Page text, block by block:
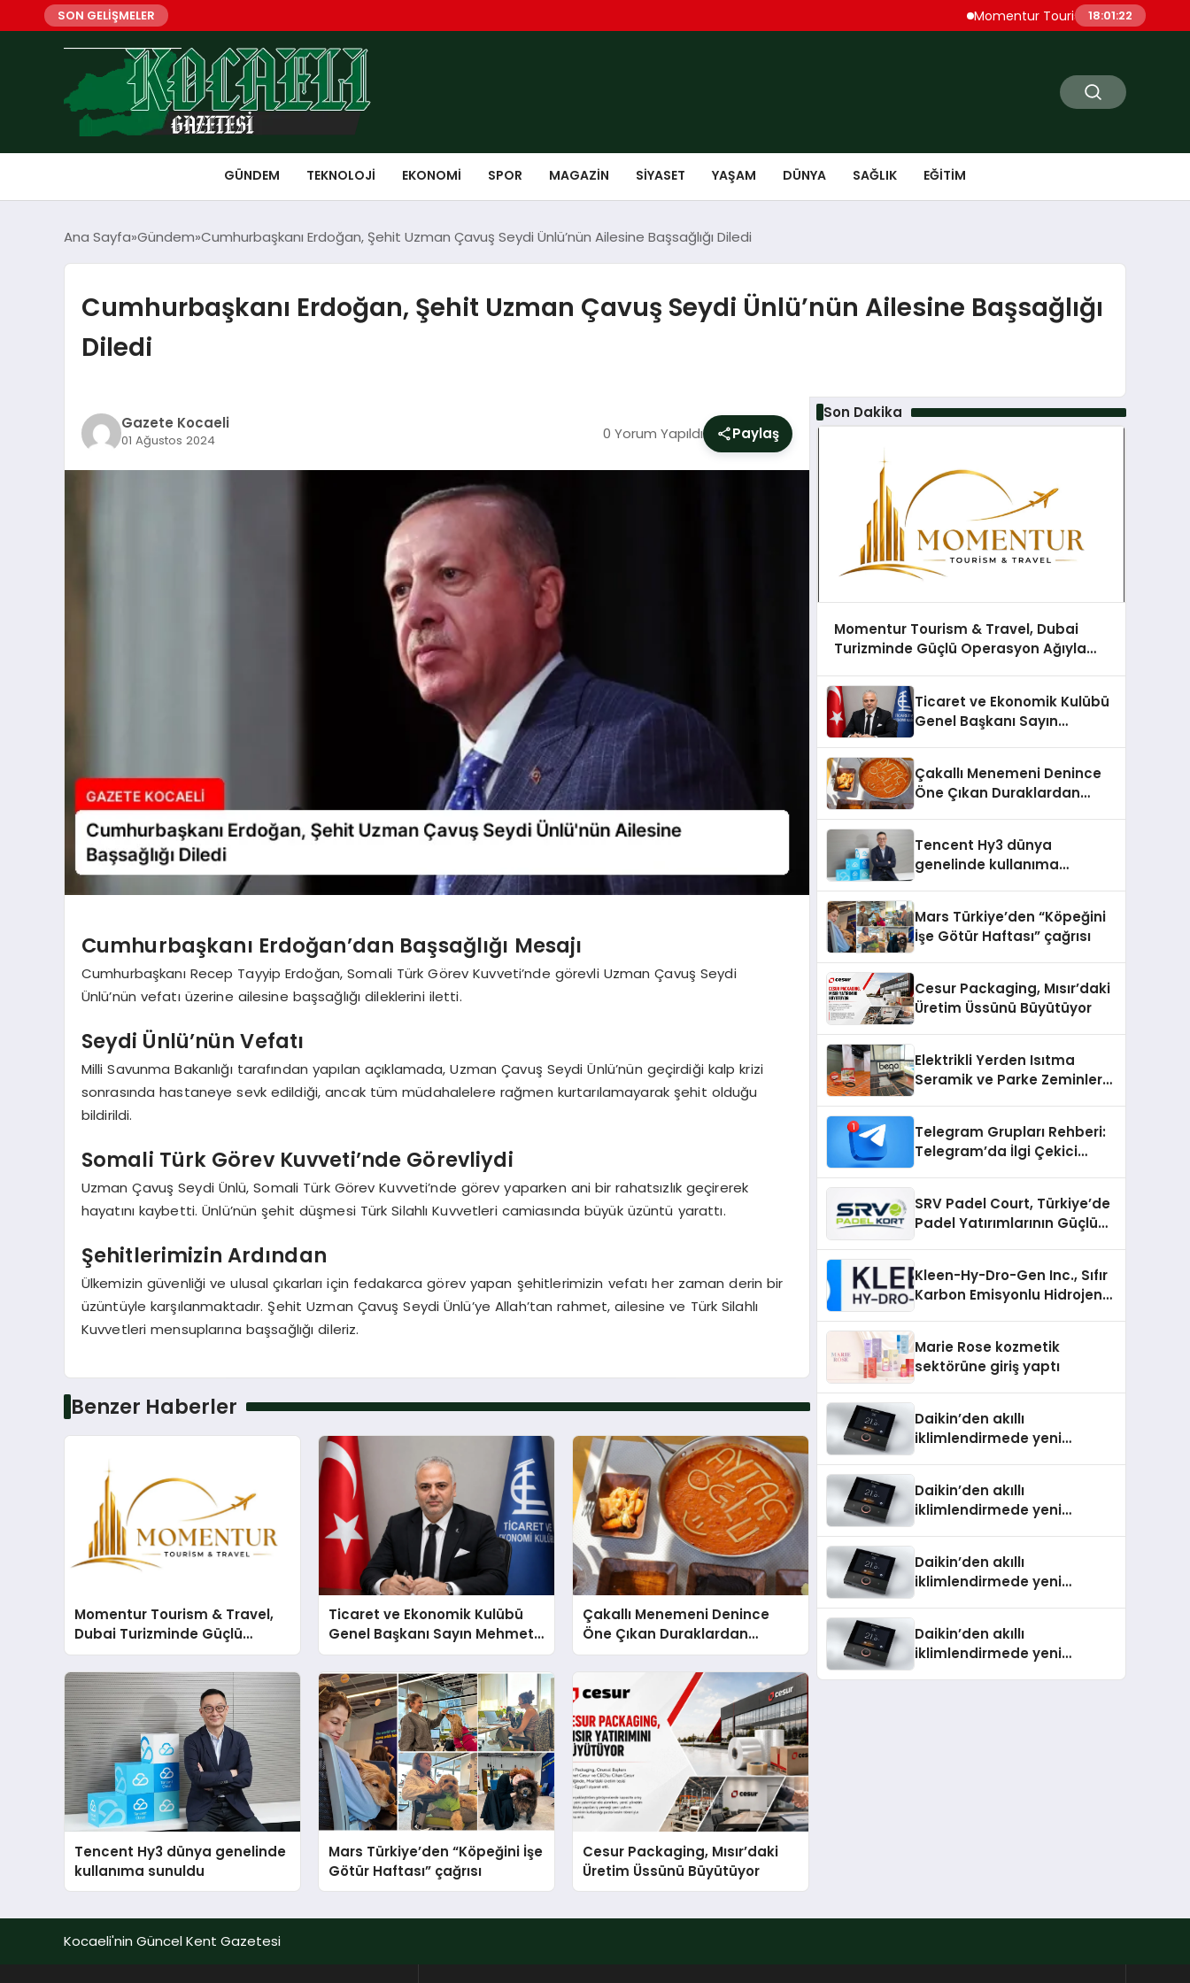
SON GELİŞMELER Momentur Tourism & Travel, Dubai
18:01:23
GÜNDEM TEKNOLOJI EKONOMI SPOR MAGAZIN SIYASET YAŞAM DÜNYA SAĞLIK EĞITIM
Ana Sayfa Gündem Cumhurbaşkanı Erdoğan, Şehit Uzman Çavuş Seydi Ünlü’nün Ailesine Başsağlığı Diledi
Cumhurbaşkanı Erdoğan, Şehit Uzman Çavuş Seydi Ünlü’nün Ailesine Başsağlığı
Diledi
Gazete Kocaeli
01 Ağustos 2024 0 Yorum Yapıldı Paylaş
Cumhurbaşkanı Erdoğan’dan Başsağlığı Mesajı
Cumhurbaşkanı Recep Tayyip Erdoğan, Somali Türk Görev Kuvveti’nde görevli Uzman Çavuş Seydi
Ünlü’nün vefatı üzerine ailesine başsağlığı dileklerini iletti.
Seydi Ünlü’nün Vefatı
Milli Savunma Bakanlığı tarafından yapılan açıklamada, Uzman Çavuş Seydi Ünlü’nün geçirdiği kalp krizi
sonrasında hastaneye sevk edildiği, ancak tüm müdahalelere rağmen kurtarılamayarak şehit olduğu
bildirildi.
Somali Türk Görev Kuvveti’nde Görevliydi
Uzman Çavuş Seydi Ünlü, Somali Türk Görev Kuvveti’nde görev yaparken ani bir rahatsızlık geçirerek
hayatını kaybetti. Ünlü’nün şehit düşmesi Türk Silahlı Kuvvetleri camiasında büyük üzüntü yarattı.
Şehitlerimizin Ardından
Ülkemizin güvenliği ve ulusal çıkarları için fedakarca görev yapan şehitlerimizin vefatı her zaman derin bir
üzüntüyle karşılanmaktadır. Şehit Uzman Çavuş Seydi Ünlü’ye Allah’tan rahmet, ailesine ve Türk Silahlı
Kuvvetleri mensuplarına başsağlığı dileriz.
Benzer Haberler
Momentur Tourism & Travel,
Dubai Turizminde Güçlü
Operasyon Ağıyla Fark
Yaratıyor
Ticaret ve Ekonomik Kulübü
Genel Başkanı Sayın Mehmet
Ulutaş, ekonomiye dair yaptığı
açıklamada şunları kaydetti:
Çakallı Menemeni Denince
Öne Çıkan Duraklardan
Aytaçoğlu Menemen
Tencent Hy3 dünya genelinde
kullanıma sunuldu
Mars Türkiye’den “Köpeğini İşe
Götür Haftası” çağrısı
Cesur Packaging, Mısır’daki
Üretim Üssünü Büyütüyor
Son Dakika
Momentur Tourism & Travel, Dubai
Turizminde Güçlü Operasyon Ağıyla
Ticaret ve Ekonomik Kulübü
Genel Başkanı Sayın
şunları kaydetti:
Çakallı Menemeni Denince
Öne Çıkan Duraklardan
Tencent Hy3 dünya
genelinde kullanıma
Mars Türkiye’den “Köpeğini
İşe Götür Haftası” çağrısı
Cesur Packaging, Mısır’daki
Üretim Üssünü Büyütüyor
Elektrikli Yerden Isıtma
Seramik ve Parke Zeminler
Telegram Grupları Rehberi:
Telegram’da İlgi Çekici
SRV Padel Court, Türkiye’de
Padel Yatırımlarının Güçlü
Kleen-Hy-Dro-Gen Inc., Sıfır
Karbon Emisyonlu Hidrojen
Aldı
Marie Rose kozmetik
sektörüne giriş yaptı
Daikin’den akıllı
iklimlendirmede yeni
Daikin’den akıllı
iklimlendirmede yeni
Daikin’den akıllı
iklimlendirmede yeni
Daikin’den akıllı
iklimlendirmede yeni
Kocaeli'nin Güncel Kent Gazetesi